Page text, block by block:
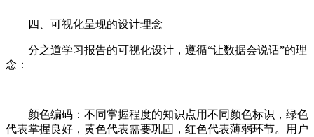
四、可视化呈现的设计理念
分之道学习报告的可视化设计，遵循“让数据会说话”的理
念：
颜色编码：不同掌握程度的知识点用不同颜色标识，绿色
代表掌握良好，黄色代表需要巩固，红色代表薄弱环节。用户